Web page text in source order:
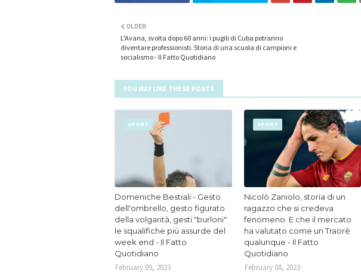
OLDER
L'Avana, svolta dopo 60 anni: i pugili di Cuba potranno
diventare professionisti. Storia di una scuola di campioni e
socialismo - Il Fatto Quotidiano
YOU MAY LIKE THESE POSTS
SPORT
Domeniche Bestiali - Gesto
dell'ombrello, gesto figurato
della volgarità, gesti "burloni":
le squalifiche più assurde del
week end - Il Fatto
Quotidiano
February 09, 2023
SPORT
Nicolò Zaniolo, storia di un
ragazzo che si credeva
fenomeno. E che il mercato
ha valutato come un Traorè
qualunque - Il Fatto
Quotidiano
February 08, 2023